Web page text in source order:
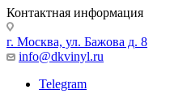
Контактная информация
г. Москва, ул. Бажова д. 8
info@dkvinyl.ru
Telegram